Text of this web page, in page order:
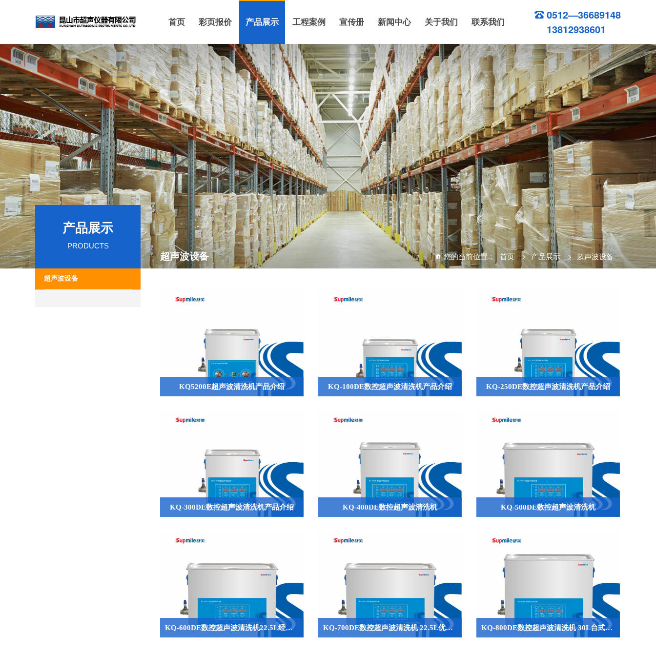
首页 彩页报价 产品展示 工程案例 宣传册 新闻中心 关于我们 联系我们
0512—36689148
13812938601
产品展示
PRODUCTS
超声波设备
超声波设备 您的当前位置： 首页 > 产品展示 > 超声波设备
KQ5200E超声波清洗机产品介绍 KQ-100DE数控超声波清洗机产品介绍 KQ-250DE数控超声波清洗机产品介绍
KQ-300DE数控超声波清洗机产品介绍 KQ-400DE数控超声波清洗机 KQ-500DE数控超声波清洗机
KQ-600DE数控超声波清洗机22.5L经济型数控清洗设备，数控功能的实惠之选 KQ-700DE数控超声波清洗机 22.5L优化配置数控清洗设备，性能与成本的理想平衡 KQ-800DE数控超声波清洗机 30L台式数控清洗设备，强力清洗与便捷使用的理想结合

QQ